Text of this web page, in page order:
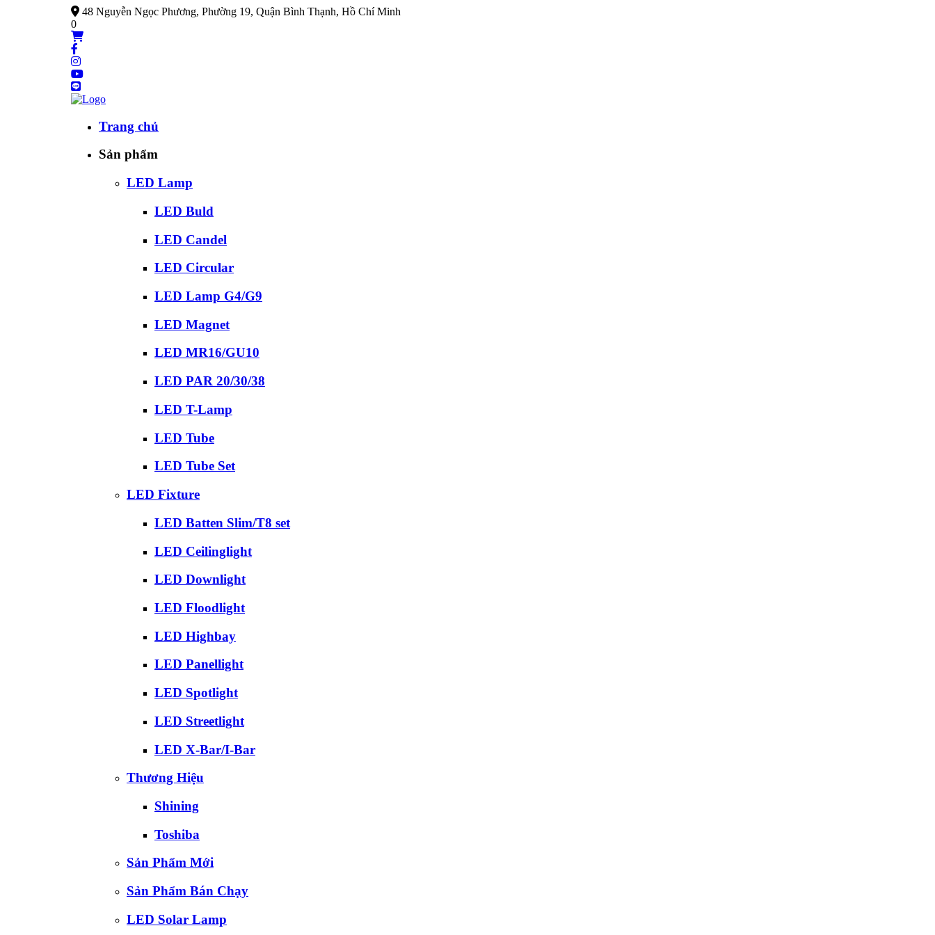
48 Nguyễn Ngọc Phương, Phường 19, Quận Bình Thạnh, Hồ Chí Minh
0
Trang chủ
Sản phẩm
LED Lamp
LED Buld
LED Candel
LED Circular
LED Lamp G4/G9
LED Magnet
LED MR16/GU10
LED PAR 20/30/38
LED T-Lamp
LED Tube
LED Tube Set
LED Fixture
LED Batten Slim/T8 set
LED Ceilinglight
LED Downlight
LED Floodlight
LED Highbay
LED Panellight
LED Spotlight
LED Streetlight
LED X-Bar/I-Bar
Thương Hiệu
Shining
Toshiba
Sản Phẩm Mới
Sản Phẩm Bán Chạy
LED Solar Lamp